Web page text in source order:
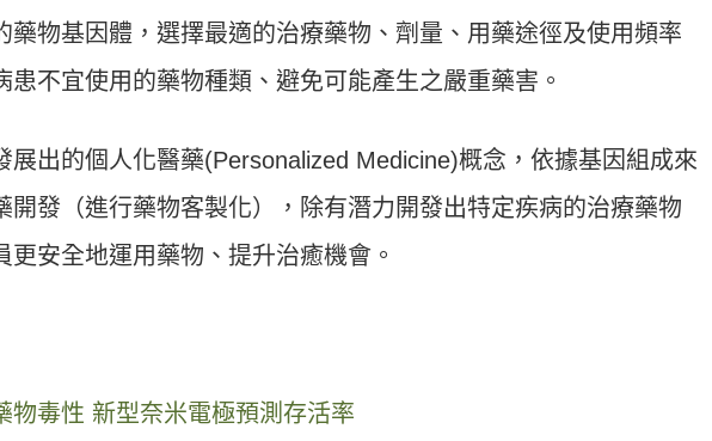
藥物基因體，選擇最適的治療藥物、劑量、用藥途徑及使用頻率
患不宜使用的藥物種類、避免可能產生之嚴重藥害。
展出的個人化醫藥(Personalized Medicine)概念，依據基因組成來
開發（進行藥物客製化），除有潛力開發出特定疾病的治療藥物
更安全地運用藥物、提升治癒機會。
物毒性 新型奈米電極預測存活率